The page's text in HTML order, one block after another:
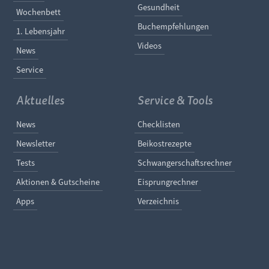
Wochenbett
1. Lebensjahr
News
Service
Gesundheit
Buchempfehlungen
Videos
Aktuelles
Navigation überspringen
News
Newsletter
Tests
Aktionen & Gutscheine
Apps
Service & Tools
Navigation
Checklisten
Beikostrezepte
Schwangerschaftsrechner
Eisprungrechner
Verzeichnis